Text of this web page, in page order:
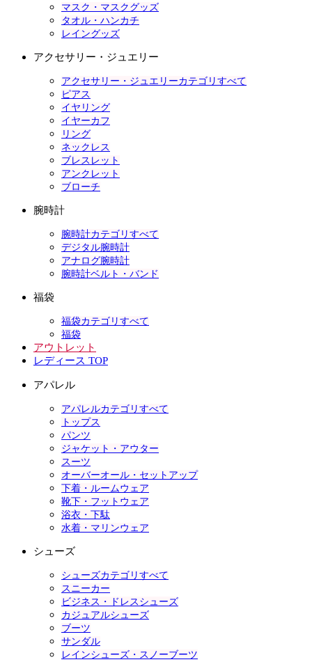
マスク・マスクグッズ
タオル・ハンカチ
レイングッズ
アクセサリー・ジュエリー
アクセサリー・ジュエリーカテゴリすべて
ピアス
イヤリング
イヤーカフ
リング
ネックレス
ブレスレット
アンクレット
ブローチ
腕時計
腕時計カテゴリすべて
デジタル腕時計
アナログ腕時計
腕時計ベルト・バンド
福袋
福袋カテゴリすべて
福袋
アウトレット
レディース TOP
アパレル
アパレルカテゴリすべて
トップス
パンツ
ジャケット・アウター
スーツ
オーバーオール・セットアップ
下着・ルームウェア
靴下・フットウェア
浴衣・下駄
水着・マリンウェア
シューズ
シューズカテゴリすべて
スニーカー
ビジネス・ドレスシューズ
カジュアルシューズ
ブーツ
サンダル
レインシューズ・スノーブーツ